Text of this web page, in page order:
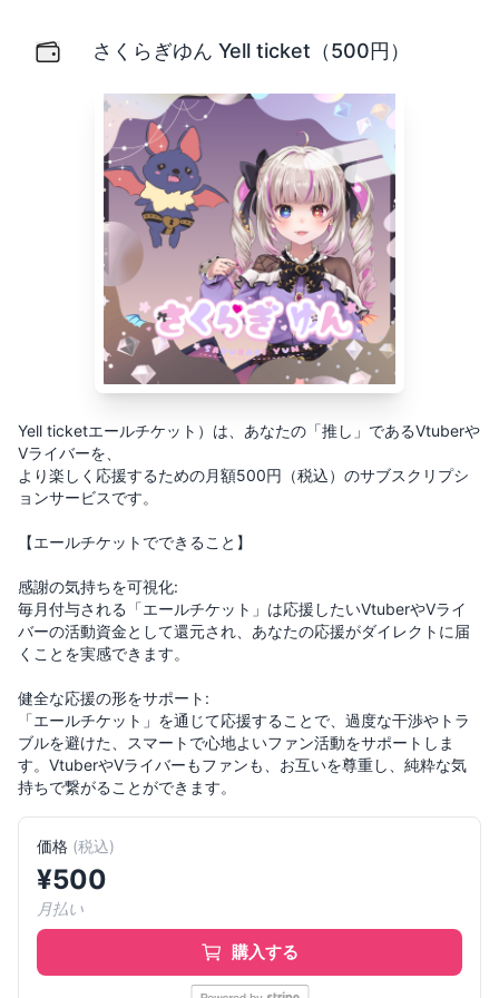
さくらぎゆん Yell ticket（500円）
Yell ticketエールチケット）は、あなたの「推し」であるVtuberや
Vライバーを、
より楽しく応援するための月額500円（税込）のサブスクリプシ
ョンサービスです。
【エールチケットでできること】
感謝の気持ちを可視化:
毎月付与される「エールチケット」は応援したいVtuberやVライ
バーの活動資金として還元され、あなたの応援がダイレクトに届
くことを実感できます。
健全な応援の形をサポート:
「エールチケット」を通じて応援することで、過度な干渉やトラ
ブルを避けた、スマートで心地よいファン活動をサポートしま
す。VtuberやVライバーもファンも、お互いを尊重し、純粋な気
持ちで繋がることができます。
価格 (税込)
¥500
月払い
購入する